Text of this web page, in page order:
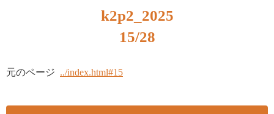
k2p2_2025
15/28
元のページ ../index.html#15